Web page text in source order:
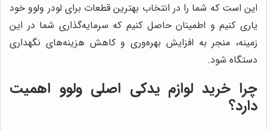
این است که شما را در انتخاب بهترین قطعات برای لودر ولوو خود
یاری کنیم و اطمینان حاصل کنیم که سرمایه‌گذاری شما در این
زمینه، منجر به افزایش بهره‌وری و کاهش هزینه‌های نگهداری
دستگاه شود.
چرا خرید لوازم یدکی اصلی ولوو اهمیت
دارد؟